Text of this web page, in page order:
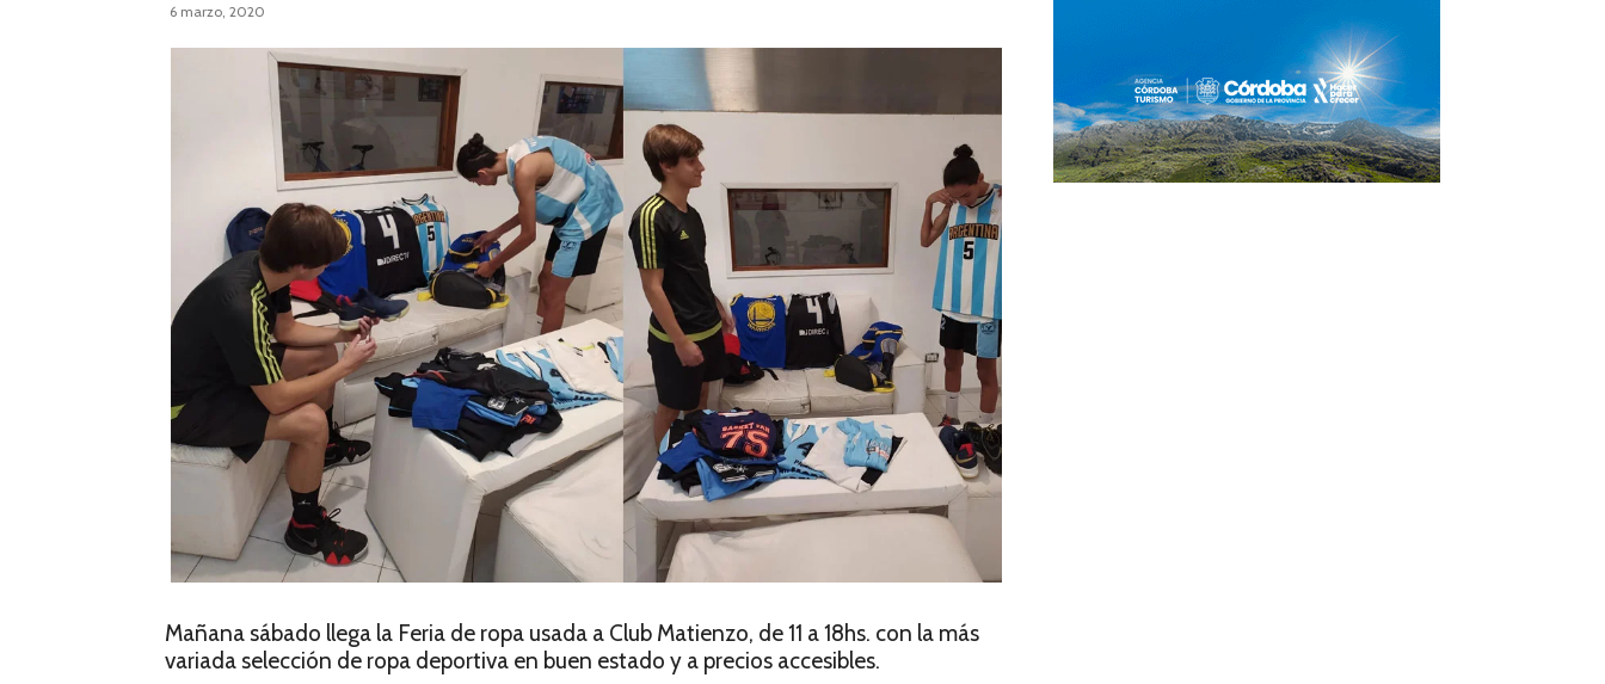
6 marzo, 2020
Mañana sábado llega la Feria de ropa usada a Club Matienzo, de 11 a 18hs. con la más
variada selección de ropa deportiva en buen estado y a precios accesibles.